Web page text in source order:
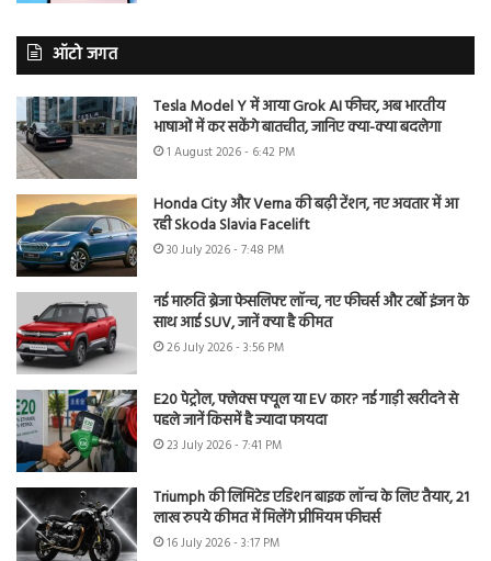
ऑटो जगत
Tesla Model Y में आया Grok AI फीचर, अब भारतीय
भाषाओं में कर सकेंगे बातचीत, जानिए क्या-क्या बदलेगा
1 August 2026 - 6:42 PM
Honda City और Verna की बढ़ी टेंशन, नए अवतार में आ
रही Skoda Slavia Facelift
30 July 2026 - 7:48 PM
नई मारुति ब्रेजा फेसलिफ्ट लॉन्च, नए फीचर्स और टर्बो इंजन के
साथ आई SUV, जानें क्या है कीमत
26 July 2026 - 3:56 PM
E20 पेट्रोल, फ्लेक्स फ्यूल या EV कार? नई गाड़ी खरीदने से
पहले जानें किसमें है ज्यादा फायदा
23 July 2026 - 7:41 PM
Triumph की लिमिटेड एडिशन बाइक लॉन्च के लिए तैयार, 21
लाख रुपये कीमत में मिलेंगे प्रीमियम फीचर्स
16 July 2026 - 3:17 PM